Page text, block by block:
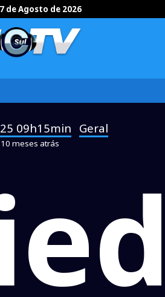
de Agosto de 2026
09h15min Geral
10 meses atrás